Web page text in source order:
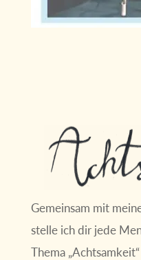
Gemeinsam mit
stelle ich dir jede
Thema